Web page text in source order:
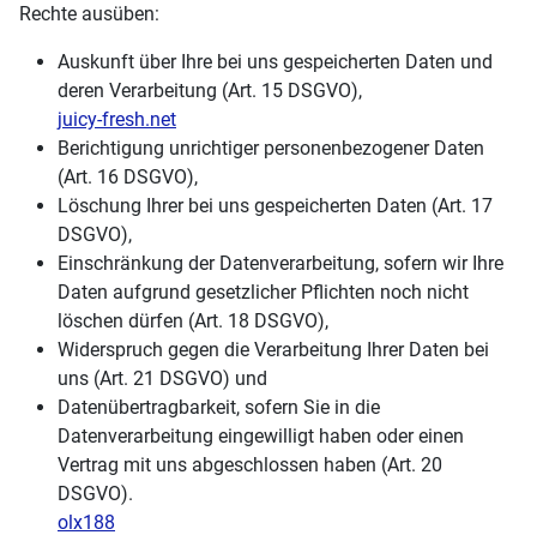
Rechte ausüben:
Auskunft über Ihre bei uns gespeicherten Daten und
deren Verarbeitung (Art. 15 DSGVO),
juicy-fresh.net
Berichtigung unrichtiger personenbezogener Daten
(Art. 16 DSGVO),
Löschung Ihrer bei uns gespeicherten Daten (Art. 17
DSGVO),
Einschränkung der Datenverarbeitung, sofern wir Ihre
Daten aufgrund gesetzlicher Pflichten noch nicht
löschen dürfen (Art. 18 DSGVO),
Widerspruch gegen die Verarbeitung Ihrer Daten bei
uns (Art. 21 DSGVO) und
Datenübertragbarkeit, sofern Sie in die
Datenverarbeitung eingewilligt haben oder einen
Vertrag mit uns abgeschlossen haben (Art. 20
DSGVO).
olx188